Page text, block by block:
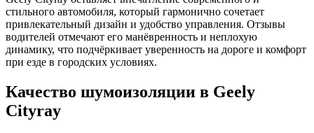
стильного автомобиля, который гармонично сочетает
привлекательный дизайн и удобство управления. Отзывы
водителей отмечают его манёвренность и неплохую
динамику, что подчёркивает уверенность на дороге и комфорт
при езде в городских условиях.
Качество шумоизоляции в Geely
Cityray